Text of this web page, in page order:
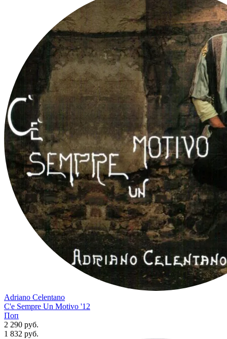
Adriano Celentano
C'e Sempre Un Motivo '12
Поп
2 290 руб.
1 832 руб.